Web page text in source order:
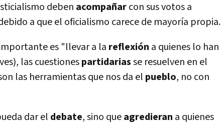
deben acompañarcon sus votos a
a que el oficialismo carece de mayorí­a propia.
es "llevar a la reflexión a quienes lo han
las cuestionespartidariasse resuelven en el
las herramientas que nos da el pueblo, no con
dar el debate, sino queagredieran a quienes